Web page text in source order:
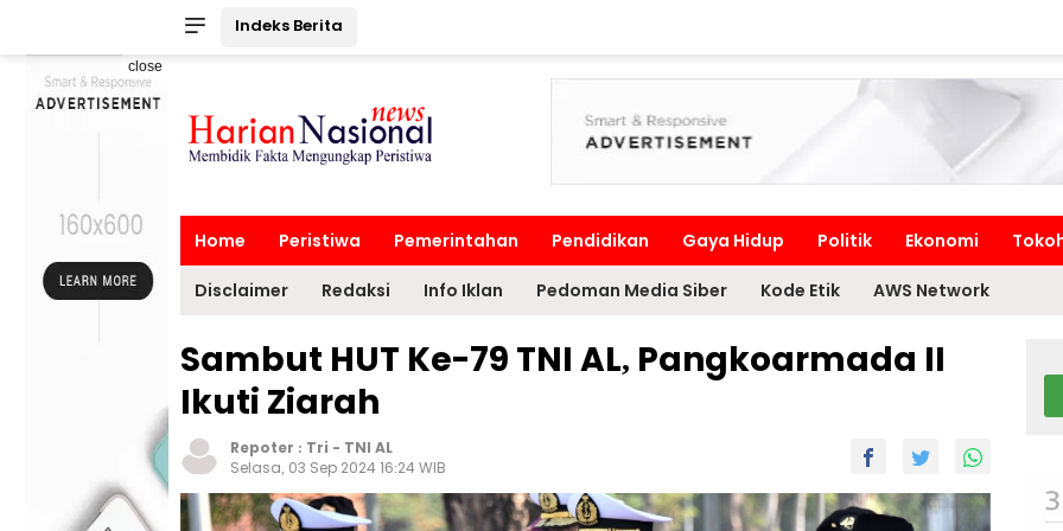
Indeks Berita
close
Home Peristiwa Pemerintahan Pendidikan Gaya Hidup Politik Ekonomi
Disclaimer Redaksi Info Iklan Pedoman Media Siber Kode Etik AWS Network
Sambut HUT Ke-79 TNI AL, Pangkoarmada II
Ikuti Ziarah
Repoter : Tri - TNI AL
Selasa, 03 Sep 2024 16:24 WIB